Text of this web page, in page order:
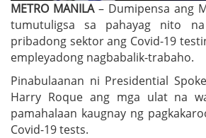
METRO MANILA– Dumipensa ang
tumutuligsa sa pahayag nito
pribadong sektor ang Covid-19
empleyadong nagbabalik-trabaho.
Pinabulaanan ni Presidential
Harry Roque ang mga ulat na
pamahalaan kaugnay ng
Covid-19 tests.